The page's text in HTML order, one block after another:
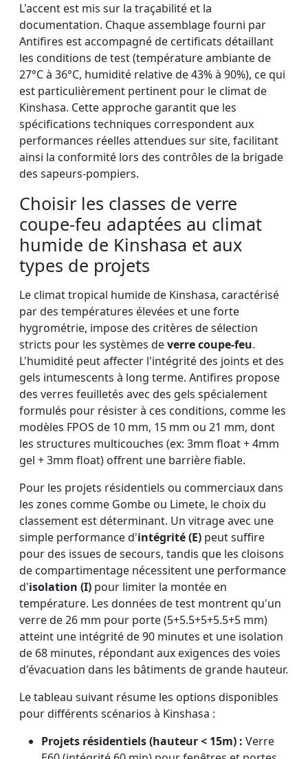
L'accent est mis sur la traçabilité et la
documentation. Chaque assemblage fourni par
Antifires est accompagné de certificats détaillant
les conditions de test (température ambiante de
27°C à 36°C, humidité relative de 43% à 90%), ce qui
est particulièrement pertinent pour le climat de
Kinshasa. Cette approche garantit que les
spécifications techniques correspondent aux
performances réelles attendues sur site, facilitant
ainsi la conformité lors des contrôles de la brigade
des sapeurs-pompiers.
Choisir les classes de verre
coupe-feu adaptées au climat
humide de Kinshasa et aux
types de projets
Le climat tropical humide de Kinshasa, caractérisé
par des températures élevées et une forte
hygrométrie, impose des critères de sélection
stricts pour les systèmes deverre coupe-feu.
L'humidité peut affecter l'intégrité des joints et des
gels intumescents à long terme. Antifires propose
des verres feuilletés avec des gels spécialement
formulés pour résister à ces conditions, comme les
modèles FPOS de 10 mm, 15 mm ou 21 mm, dont
les structures multicouches (ex: 3mm float + 4mm
gel + 3mm float) offrent une barrière fiable.
Pour les projets résidentiels ou commerciaux dans
les zones comme Gombe ou Limete, le choix du
classement est déterminant. Un vitrage avec une
simple performance d'intégrité (E) peut suffire
pour des issues de secours, tandis que les cloisons
de compartimentage nécessitent une performance
d'isolation (I) pour limiter la montée en
température. Les données de test montrent qu'un
verre de 26 mm pour porte (5+5.5+5+5.5+5 mm)
atteint une intégrité de 90 minutes et une isolation
de 68 minutes, répondant aux exigences des voies
d'évacuation dans les bâtiments de grande hauteur.
Le tableau suivant résume les options disponibles
pour différents scénarios à Kinshasa :
Projets résidentiels (hauteur < 15m) : Verre